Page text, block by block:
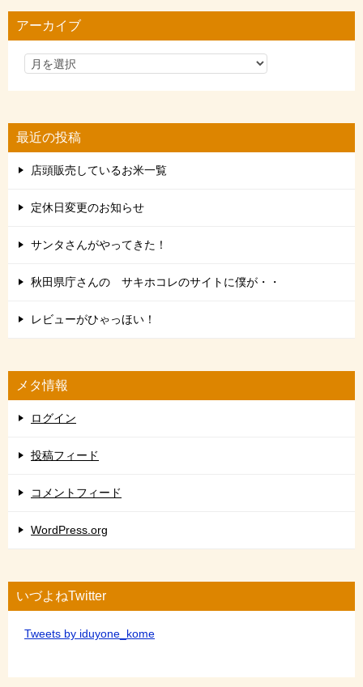
リ
アーカイブ
最近の投稿
店頭販売しているお米一覧
定休日変更のお知らせ
サンタさんがやってきた！
秋田県庁さんの サキホコレのサイトに僕が・・
レビューがひゃっほい！
メタ情報
ログイン
投稿フィード
コメントフィード
WordPress.org
いづよねTwitter
Tweets by iduyone_kome